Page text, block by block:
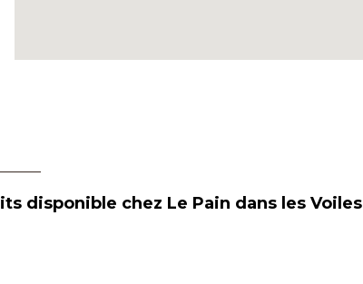
disponible chez Le Pain dans les Voiles